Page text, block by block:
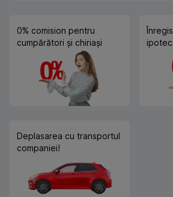
0% comision pentru
cumpărători și chiriași
Deplasarea cu transportul
companiei!